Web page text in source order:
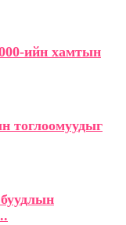
ийн хамтын
тоглоомуудыг